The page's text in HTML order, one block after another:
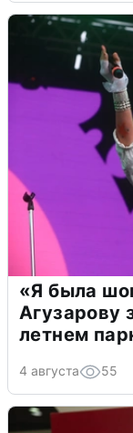
«Я была
Агузарову
летнем
4 августа 55